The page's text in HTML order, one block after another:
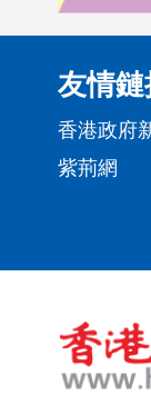
友情鏈
香港政府
紫荊網